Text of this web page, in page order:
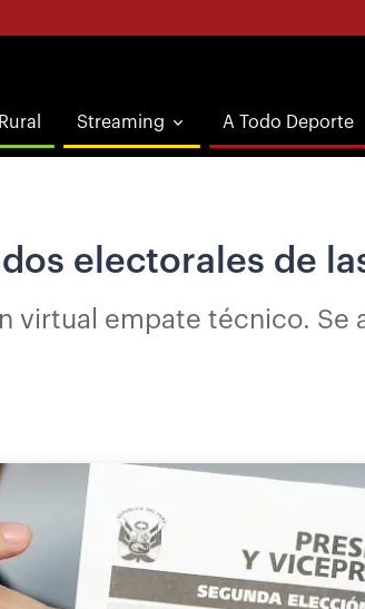
Streaming A Todo Deporte
electorales de
virtual empate técnico. Se